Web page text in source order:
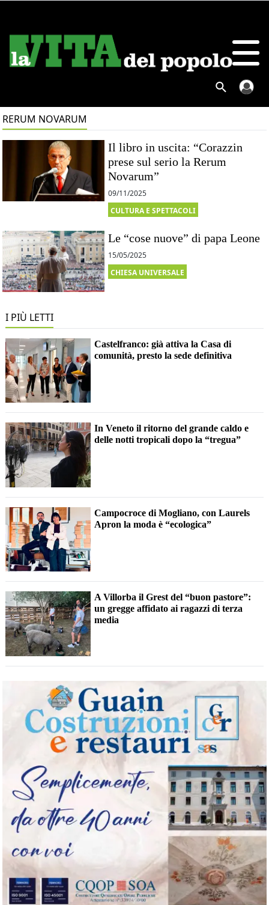
RERUM NOVARUM
Il libro in uscita: “Corazzin
prese sul serio la Rerum
Novarum”
09/11/2025
CULTURA E SPETTACOLI
Le “cose nuove” di papa Leone
15/05/2025
CHIESA UNIVERSALE
I PIÙ LETTI
Castelfranco: già attiva la Casa di
comunità, presto la sede definitiva
In Veneto il ritorno del grande caldo e
delle notti tropicali dopo la “tregua”
Campocroce di Mogliano, con Laurels
Apron la moda è “ecologica”
A Villorba il Grest del “buon pastore”:
un gregge affidato ai ragazzi di terza
media